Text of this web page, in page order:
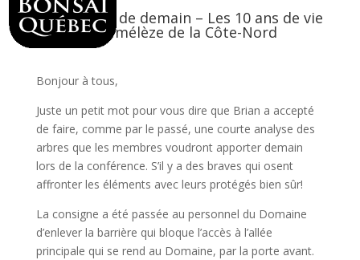
Conférence de demain – Les 10 ans de vie
d’un mélèze de la Côte-Nord
Bonjour à tous,
Juste un petit mot pour vous dire que Brian a accepté
de faire, comme par le passé, une courte analyse des
arbres que les membres voudront apporter demain
lors de la conférence. S’il y a des braves qui osent
affronter les éléments avec leurs protégés bien sûr!
La consigne a été passée au personnel du Domaine
d’enlever la barrière qui bloque l’accès à l’allée
principale qui se rend au Domaine, par la porte avant.